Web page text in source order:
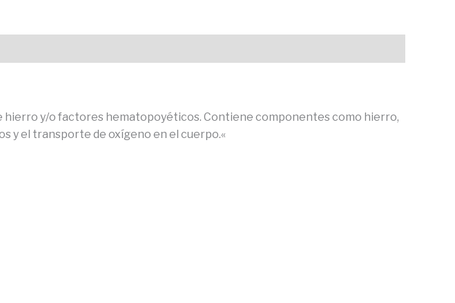
hierro y/o factores hematopoyéticos. Contiene componentes como hierro,
y el transporte de oxígeno en el cuerpo.«